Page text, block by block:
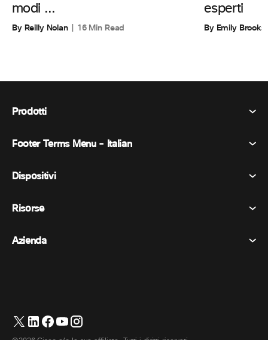
modi ...
By Reilly Nolan 16 Min Read
esperti
By Emily Brooks
Prodotti
Webex Suite
Messaggistica
Eventi
Lavagna bianca
Footer Terms Menu - Italian
Termini e condizioni
Marchi
English (Inglese)
Dispositivi
Dispositivi della stanza
Cuffie
Risorse
Prezzi
Azienda
Contatta il supporto